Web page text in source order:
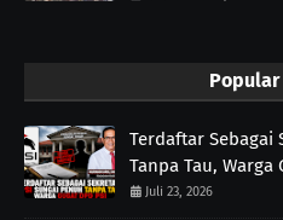
Terdaftar Sebagai
Tanpa Tau, Warga
Juli 23, 2026